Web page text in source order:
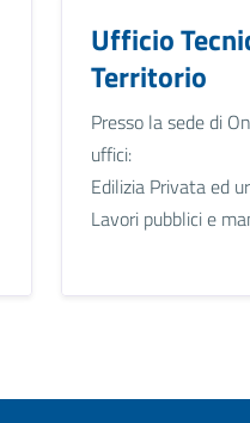
Ufficio
Territorio
Presso la sede di
uffici:
Edilizia Privata ed
Lavori pubblici e